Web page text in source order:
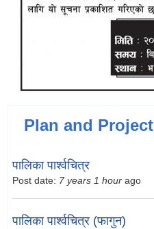
Plan and Project
पालिका पार्श्वचित्र
Post date: 7 years 1 hour ago
पालिका पार्श्वचित्र (फागुन)